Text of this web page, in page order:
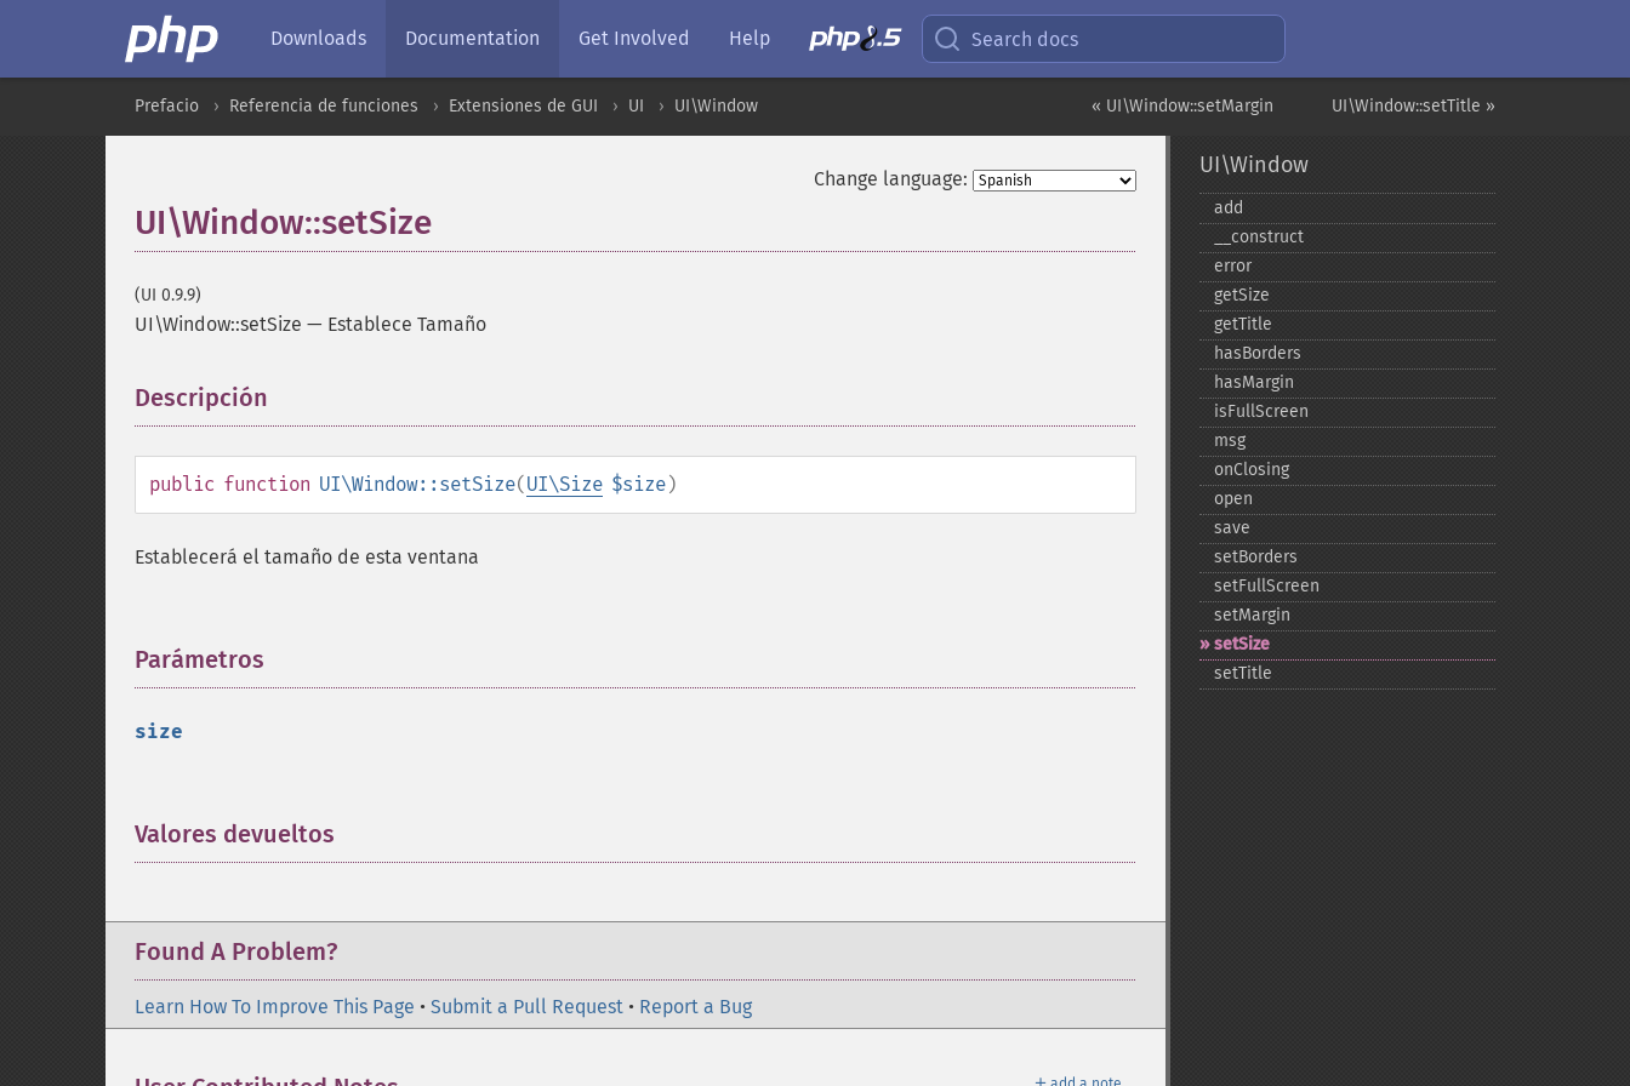
Downloads Documentation Get Involved Help Search docs
UI\Window::setTitle »
« UI\Window::setMargin
Prefacio Referencia de funciones Extensiones de GUI UI UI\Window
Change language:
UI\Window::setSize
(UI 0.9.9)
UI\Window::setSize — Establece Tamaño
Descripción
public function UI\Window::setSize(UI\Size $size)
Establecerá el tamaño de esta ventana
Parámetros
size
Valores devueltos
Found A Problem?
Learn How To Improve This Page • Submit a Pull Request • Report a Bug
UI\Window
add
_​_​construct
error
getSize
getTitle
hasBorders
hasMargin
isFullScreen
msg
onClosing
open
save
setBorders
setFullScreen
setMargin
setSize
setTitle